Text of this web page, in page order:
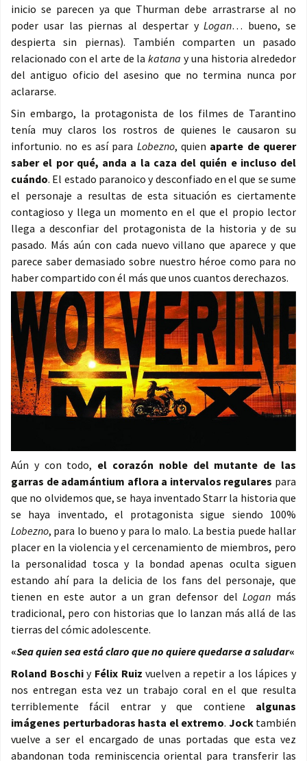
inicio se parecen ya que Thurman debe arrastrarse al no
poder usar las piernas al despertar yLogan… bueno, se
despierta sin piernas). También comparten un pasado
relacionado con el arte de lakatanay una historia alrededor
del antiguo oficio del asesino que no termina nunca por
aclararse.
Sin embargo, la protagonista de los filmes de Tarantino
tenía muy claros los rostros de quienes le causaron su
infortunio. no es así para Lobezno, quien aparte de querer
saber el por qué, anda a la caza del quién e incluso del
cuándo. El estado paranoico y desconfiado en el que se sume
el personaje a resultas de esta situación es ciertamente
contagioso y llega un momento en el que el propio lector
llega a desconfiar del protagonista de la historia y de su
pasado. Más aún con cada nuevo villano que aparece y que
parece saber demasiado sobre nuestro héroe como para no
haber compartido con él más que unos cuantos derechazos.
Aún y con todo, el corazón noble del mutante de las
garras de adamántium aflora a intervalos regulares para
que no olvidemos que, se haya inventado Starr la historia que
se haya inventado, el protagonista sigue siendo 100%
Lobezno, para lo bueno y para lo malo. La bestia puede hallar
placer en la violencia y el cercenamiento de miembros, pero
la personalidad tosca y la bondad apenas oculta siguen
estando ahí para la delicia de los fans del personaje, que
tienen en este autor a un gran defensor delLogan más
tradicional, pero con historias que lo lanzan más allá de las
tierras del cómic adolescente.
«Sea quien sea está claro que no quiere quedarse a saludar«
Roland Boschiy Félix Ruizvuelven a repetir a los lápices y
nos entregan esta vez un trabajo coral en el que resulta
terriblemente fácil entrar y que contiene algunas
imágenes perturbadoras hasta el extremo. Jock también
vuelve a ser el encargado de unas portadas que esta vez
abandonan toda reminiscencia oriental para transferir las